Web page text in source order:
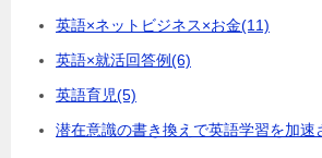
英語×ネットビジネス×お金(11)
英語×就活回答例(6)
英語育児(5)
潜在意識の書き換えで英語学習を加速